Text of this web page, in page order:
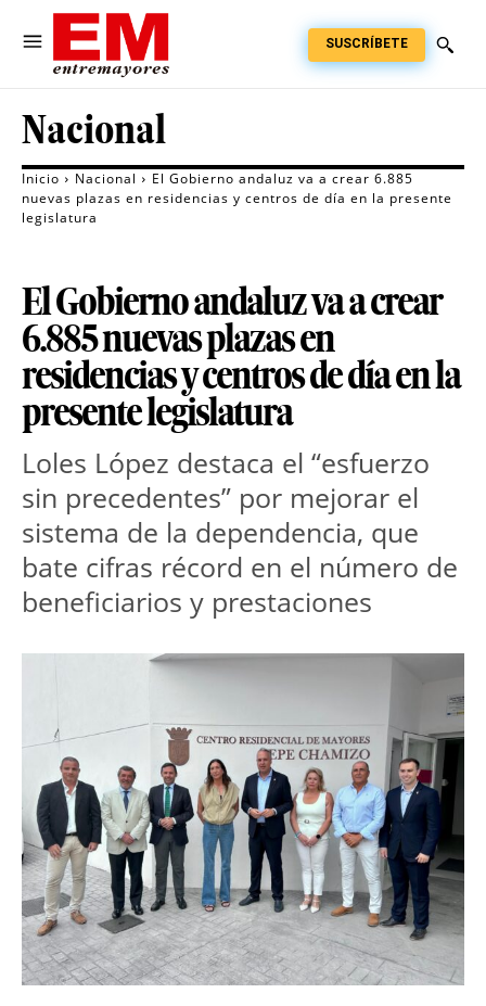
SUSCRÍBETE
Nacional
Inicio Nacional
El Gobierno andaluz va a crear 6.885
nuevas plazas en residencias y centros de día en la presente
legislatura
El Gobierno andaluz va a crear
6.885 nuevas plazas en
residencias y centros de día en la
presente legislatura
Loles López destaca el “esfuerzo
sin precedentes” por mejorar el
sistema de la dependencia, que
bate cifras récord en el número de